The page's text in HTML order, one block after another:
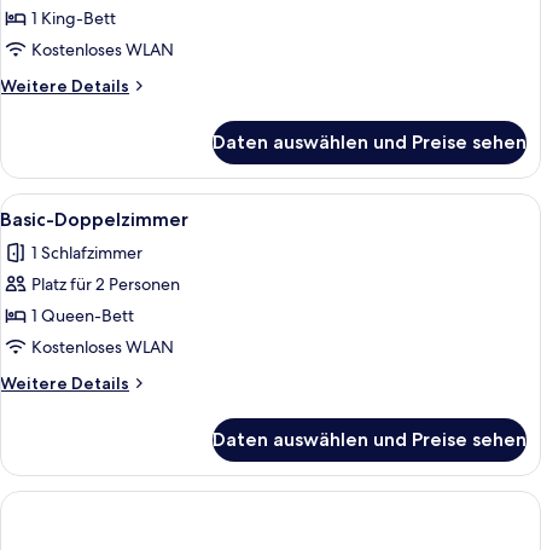
1 King-Bett
Kostenloses WLAN
Weitere Details
Weitere
Zimmer
Daten auswählen und Preise sehen
Alle
Fotos
für
Basic-
Doppelzimmer
anzeigen
Ein modernes Hotelzimmer mit
5
Basic-Doppelzimmer
1 Schlafzimmer
Platz für 2 Personen
1 Queen-Bett
Kostenloses WLAN
Weitere Details
Weitere
Doppelzimmer
Daten auswählen und Preise sehen